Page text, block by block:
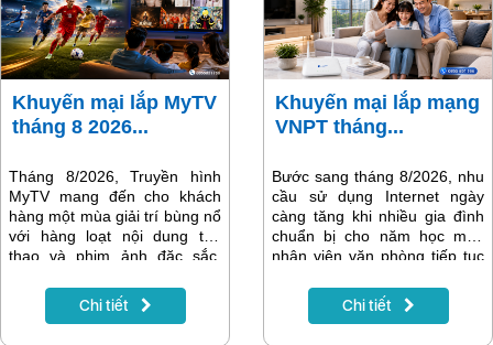
Khuyến mại lắp MyTV
tháng 8 2026...
Tháng 8/2026, Truyền hình
MyTV mang đến cho khách
hàng một mùa giải trí bùng nổ
với hàng loạt nội dung thể
thao và phim ảnh đặc sắc.
vô địch bóng đá Đông Nam Á
ASEAN Hyundai Cup 2026
Chi tiết
Khuyến mại lắp mạng
VNPT tháng...
Bước sang tháng 8/2026, nhu
cầu sử dụng Internet ngày
càng tăng khi nhiều gia đình
chuẩn bị cho năm học mới,
nhân viên văn phòng tiếp tục
thiết bị thông minh trong gia
đình trở nên phổ biến hơn.
Chi tiết